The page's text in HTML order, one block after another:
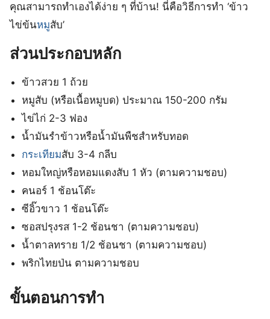
คุณสามารถทำเองได้ง่าย ๆ ที่บ้าน! นี่คือวิธีการทำ ‘ข้าว
ไข่ข้นหมูสับ’
ส่วนประกอบหลัก
ข้าวสวย 1 ถ้วย
หมูสับ (หรือเนื้อหมูบด) ประมาณ 150-200 กรัม
ไข่ไก่ 2-3 ฟอง
น้ำมันรำข้าวหรือน้ำมันพืชสำหรับทอด
กระเทียมสับ 3-4 กลีบ
หอมใหญ่หรือหอมแดงสับ 1 หัว (ตามความชอบ)
คนอร์ 1 ช้อนโต๊ะ
ซีอิ๊วขาว 1 ช้อนโต๊ะ
ซอสปรุงรส 1-2 ช้อนชา (ตามความชอบ)
น้ำตาลทราย 1/2 ช้อนชา (ตามความชอบ)
พริกไทยป่น ตามความชอบ
ขั้นตอนการทำ